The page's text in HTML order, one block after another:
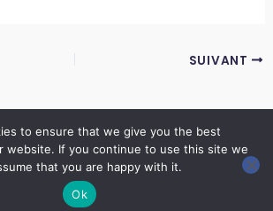
SUIVANT
DES MINES | Powered byThème WordPress Astra
to ensure that we give you the best
website. If you continue to use this site we
that you are happy with it.
Ok